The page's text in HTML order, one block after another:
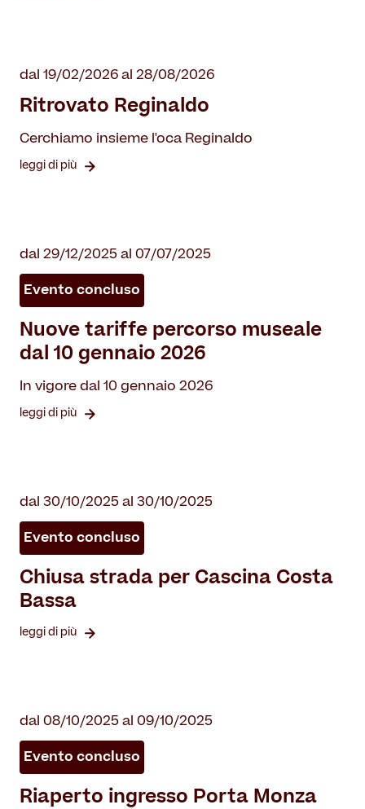
dal 19/02/2026 al 28/08/2026
Ritrovato Reginaldo
Cerchiamo insieme l'oca Reginaldo
leggi di più
dal 29/12/2025 al 07/07/2025
Evento concluso
Nuove tariffe percorso museale
dal 10 gennaio 2026
In vigore dal 10 gennaio 2026
leggi di più
dal 30/10/2025 al 30/10/2025
Evento concluso
Chiusa strada per Cascina Costa
Bassa
leggi di più
dal 08/10/2025 al 09/10/2025
Evento concluso
Riaperto ingresso Porta Monza